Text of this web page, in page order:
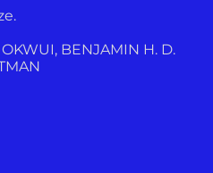
BENJAMIN H. D.